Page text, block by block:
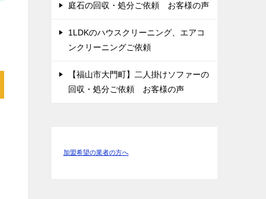
庭石の回収・処分ご依頼 お客様の声
1LDKのハウスクリーニング、エアコ
ンクリーニングご依頼
【福山市大門町】二人掛けソファーの
回収・処分ご依頼 お客様の声
加盟希望の業者の方へ